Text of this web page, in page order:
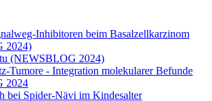
Inhibitoren beim Basalzellkarzinom
2024)
(NEWSBLOG 2024)
Tumore - Integration molekularer Befunde
2024
bei Spider-Nävi im Kindesalter